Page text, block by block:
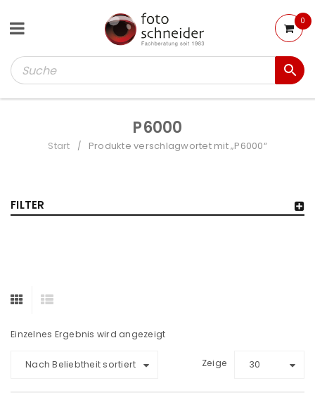
0
P6000
Start / Produkte verschlagwortet mit „P6000“
FILTER
Einzelnes Ergebnis wird angezeigt
Nach Beliebtheit sortiert Zeige 30